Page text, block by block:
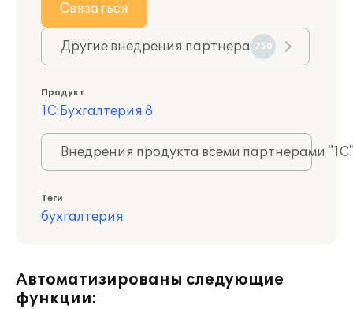
Связаться
Другие внедрения партнера 750
Продукт
1С:Бухгалтерия 8
Внедрения продукта всеми партнерами
Теги
бухгалтерия
Автоматизированы следующие
функции: